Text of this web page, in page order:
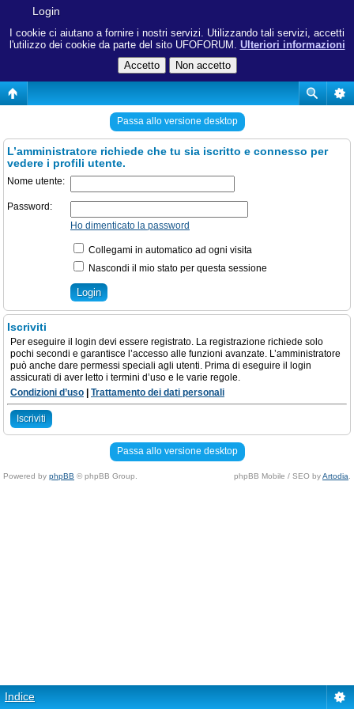
I cookie ci aiutano a fornire i nostri servizi. Utilizzando tali servizi, accetti
l'utilizzo dei cookie da parte del sito UFOFORUM. Ulteriori informazioni
Login
Passa allo versione desktop
L’amministratore richiede che tu sia iscritto e connesso per
vedere i profili utente.
Nome utente:
Password:
Ho dimenticato la password
Collegami in automatico ad ogni visita
Nascondi il mio stato per questa sessione
Iscriviti
Per eseguire il login devi essere registrato. La registrazione richiede solo
pochi secondi e garantisce l’accesso alle funzioni avanzate. L’amministratore
può anche dare permessi speciali agli utenti. Prima di eseguire il login
assicurati di aver letto i termini d’uso e le varie regole.
Condizioni d’uso
Trattamento dei dati personali
Iscriviti
Passa allo versione desktop
Powered by phpBB © phpBB Group. phpBB Mobile / SEO byArtodia
Indice